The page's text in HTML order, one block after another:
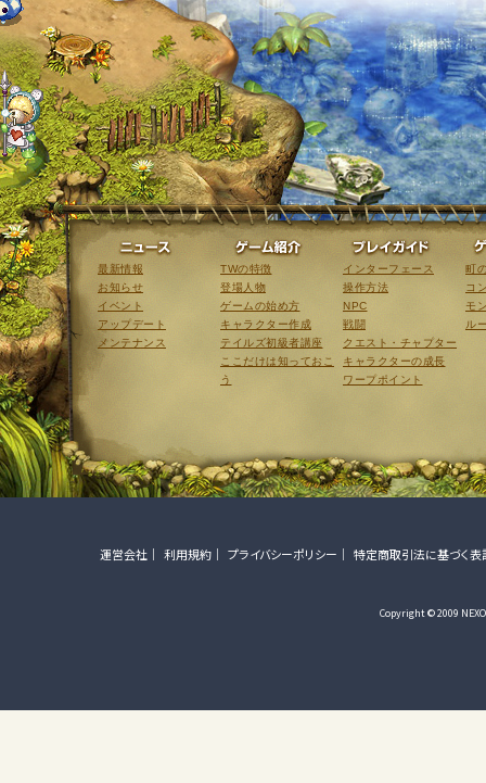
ニュース
最新情報
お知らせ
イベント
アップデート
メンテナンス
ゲーム紹介
TWの特徴
登場人物
ゲームの始め方
キャラクター作成
テイルズ初級者講座
ここだけは知っておこ
う
インターフェース
操作方法
NPC
戦闘
クエスト・チャプター
キャラクターの成長
ワープポイント
町
コ
モ
ル
運営会社 利用規約 プライバシーポリシー 特定商取引法に基づく表
Copyright © 2009